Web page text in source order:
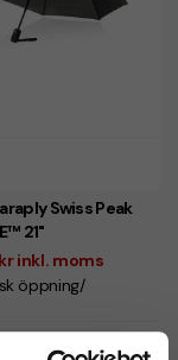
Swiss Peak
21"
inkl. moms
öppning/